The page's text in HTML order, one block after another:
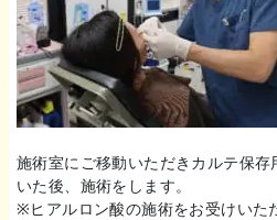
施術室にご移動いただきカルテ保
いた後、施術をします。
※ヒアルロン酸の施術をお受けいた